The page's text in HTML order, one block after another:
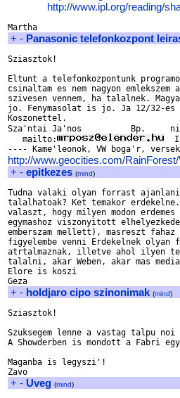
http://www.ipl.org/reading/
+ - Panasonic telefonkozpont
Sziasztok!
Eltunt a telefonkozpontunk
csinaltam es nem nagyon emlekszem
szivesen vennem, ha talalnek.
jo. Fenymasolat is jo. Ja 12/32-es
Koszonettel.
Sza'ntai Ja'nos          Bp.
   mailto:
http://www.geocities.com/
+ - epitkezes (mind)
Tudna valaki olyan forrast
talalhatoak? Ket temakor
valaszt, hogy milyen modon
egymashoz viszonyitott
emberszam mellett), masreszt
figyelembe venni Erdekelnek
atrtalmaznak, illetve ahol ilyen
talalni, akar Weben, akar mas
Elore is koszi
+ - holdjaro cipo szinonimak (mind)
Sziasztok!
Szuksegem lenne a vastag talpu
A Showderben is mondott a Fabri
Maganba is legyszi'!
+ - Uveg (mind)